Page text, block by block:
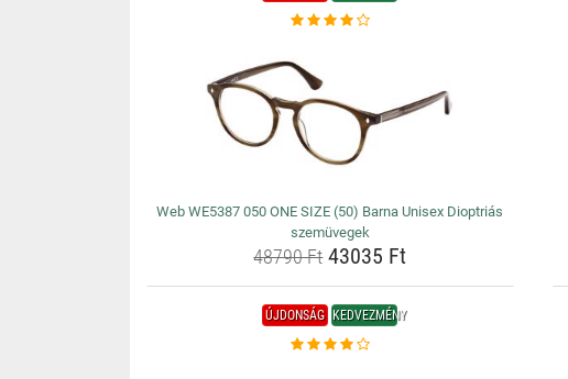
Web WE5387 050 ONE SIZE (50) Barna Unisex Dioptriás
szemüvegek
48790 Ft43035 Ft
ÚJDONSÁG KEDVEZMÉNY